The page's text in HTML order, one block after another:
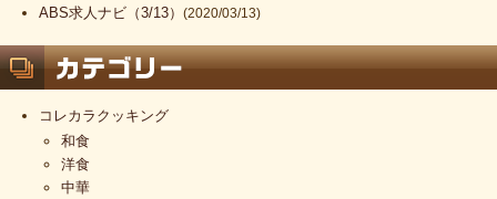
ABS求人ナビ（3/13）(2020/03/13)
コレカラクッキング
和食
洋食
中華